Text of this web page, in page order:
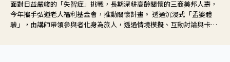
面對日益嚴峻的「失智症」挑戰，長期深耕高齡關懷的三商美邦人壽，
今年攜手弘道老人福利基金會，推動關懷計畫。 透過沉浸式「孟婆體
驗」，由講師帶領參與者化身為旅人，透過情境模擬、互動討論與卡牌